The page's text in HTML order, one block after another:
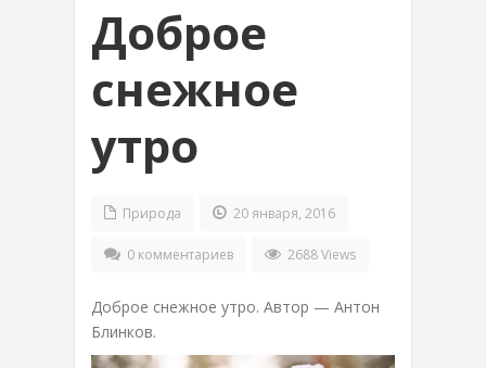
Доброе
снежное
утро
Природа 20 января, 2016
0 комментариев 2688 Views
Доброе снежное утро. Автор — Антон
Блинков.